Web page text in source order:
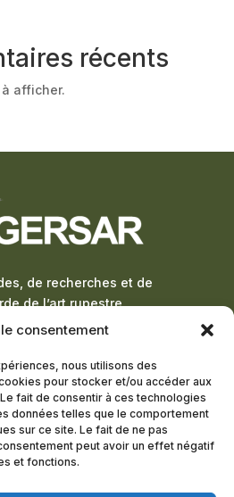
consentement
nous utilisons des
pour stocker et/ou accéder aux
fait de consentir à ces technologies
données telles que le comportement
sur ce site. Le fait de ne pas
peut avoir un effet négatif
et fonctions.
récents
afficher.
de recherches et de
de l’art rupestre
MEMBRE